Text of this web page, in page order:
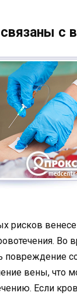
с
рисков
Во
повреждение
вены, что
Если